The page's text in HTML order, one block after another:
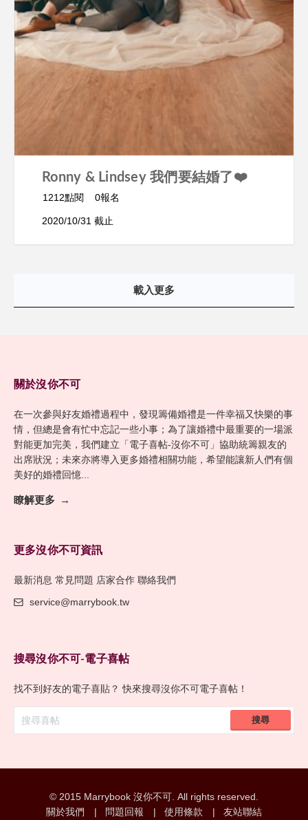
Ronny & Lindsey 我們要結婚了❤️
1212點閱 0報名
2020/10/31 截止
載入更多
關於沒你不可
在一次參與好友婚禮過程中，發現籌備婚禮是一件幸福又快樂的事
情，但總是會有忙中忘記一些小事；為了讓婚禮中最重要的一場派
對能更加完美，我們建立「電子喜帖-沒你不可」協助統籌親友的
出席狀況；未來亦將導入更多婚禮相關功能，希望能讓新人們有個
美好的婚禮回憶...
瞭解更多
更多沒你不可資訊
最新消息 常見問題 店家合作 聯絡我們
service@marrybook.tw
搜尋沒你不可-電子喜帖
找不到好友的電子喜貼？ 快來搜尋沒你不可電子喜帖！
address
搜尋
© 2015 Marrybook 沒你不可. All rights reserved.
關於我們
問題回報 使用條款 友站聯結